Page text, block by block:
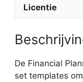
Licentie
De Financial
set templates